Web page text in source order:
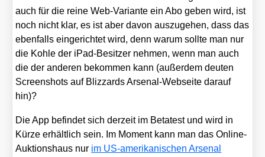
auch für die rei­ne Web-Vari­an­te ein Abo geben wird, ist
noch nicht klar, es ist aber davon aus­zu­ge­hen, dass das
eben­falls ein­ge­rich­tet wird, denn war­um soll­te man nur
die Koh­le der iPad-Besit­zer neh­men, wenn man auch
die der ande­ren bekom­men kann (außer­dem deu­ten
Screen­shots auf Bliz­zards Arse­nal-Web­sei­te dar­auf
hin)?
Die App befin­det sich der­zeit im Beta­test und wird in
Kür­ze erhält­lich sein. Im Moment kann man das Online-
Auk­ti­ons­haus nur im US-ame­ri­ka­ni­schen Arse­nal